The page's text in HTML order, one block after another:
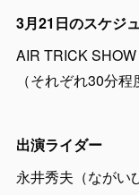
3月21日のスケジ
AIR TRICK
（それぞれ30分程
出演ライダー
永井秀夫（ながい